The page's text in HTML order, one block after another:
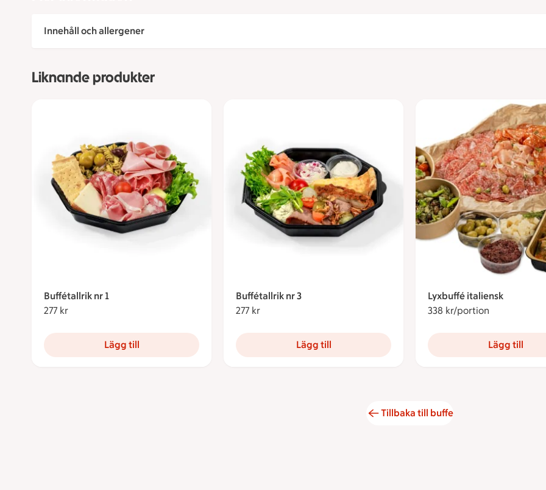
Innehåll och allergener
Liknande produkter
Buffétallrik nr 1
277 kr
Lägg till
Buffétallrik nr 3
277 kr
Lägg till
Lyxbuffé italiensk
338 kr/portion
Lägg till
Tillbaka till buffe